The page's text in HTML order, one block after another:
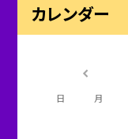
カレンダー
日 月